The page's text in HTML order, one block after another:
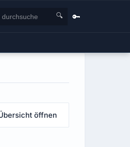
🔍 🔑
öffnen